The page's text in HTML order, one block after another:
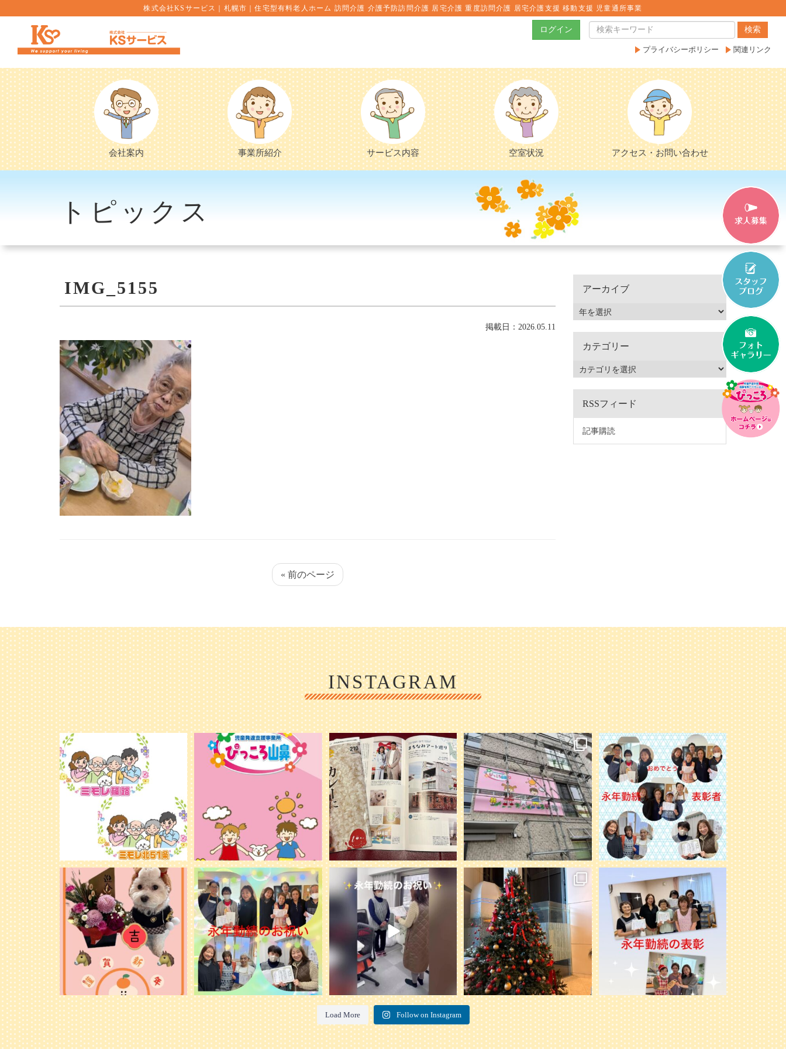
株式会社KSサービス｜札幌市｜住宅型有料老人ホーム 訪問介護 介護予防訪問介護 居宅介護 重度訪問介護 居宅介護支援 移動支援 児童通所事業
検索
ログイン
プライバシーポリシー 関連リンク
会社案内 事業所紹介 サービス内容 空室状況 アクセス・お問い合わせ
トピックス
IMG_5155
掲載日：2026.05.11
« 前のページ
アーカイブ
カテゴリー
RSSフィード
記事購読
INSTAGRAM
利用者様やご家族の皆さまに、親しみや
温かさが伝わるようなデザインを目指
し、ミモレのイラストを新しく作
20 0
＼ 2026年6月1日 OPEN ／
...
25 0
本日発売のオトンvol.210号に掲載されま
した！...
28 1
『ぴっころ山鼻』オープンに向けて準備
が着々と進んでいます。
皆さんお楽しみに〜
...
26 0
永年勤続の表彰者の写真を載せ忘れてい
たので追加します
今年もよろしくお願いします
41 1
新年明けましておめでとうございます。
旧年中は格別のお引き立てを賜り、心よ
り御礼申し上げます。...
28 1
永年勤続の表彰を行いました。...
28 0
20 0
ケアプランN onnoのケアマネさん達と、
プリンスホテルで女子会ランチビュッフ
ェを開催しました
22 0
先日、ミモレ北51条とミモレ篠路にて永
年勤続の表彰をしました。
33 1
Load More Follow on Instagram